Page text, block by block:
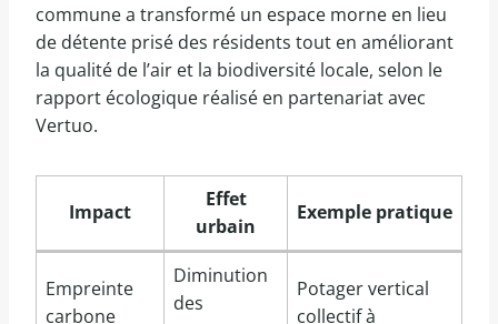
commune a transformé un espace morne en lieu
de détente prisé des résidents tout en améliorant
la qualité de l’air et la biodiversité locale, selon le
rapport écologique réalisé en partenariat avec
Vertuo.
Impact
Effet
urbain
Exemple pratique
Empreinte
carbone
Diminution
des
Potager vertical
collectif à